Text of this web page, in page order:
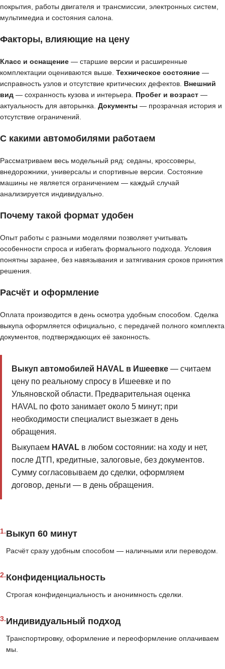
покрытия, работы двигателя и трансмиссии, электронных систем,
мультимедиа и состояния салона.
Факторы, влияющие на цену
Класс и оснащение — старшие версии и расширенные
комплектации оцениваются выше. Техническое состояние —
исправность узлов и отсутствие критических дефектов. Внешний
вид — сохранность кузова и интерьера. Пробег и возраст —
актуальность для авторынка. Документы — прозрачная история и
отсутствие ограничений.
С какими автомобилями работаем
Рассматриваем весь модельный ряд: седаны, кроссоверы,
внедорожники, универсалы и спортивные версии. Состояние
машины не является ограничением — каждый случай
анализируется индивидуально.
Почему такой формат удобен
Опыт работы с разными моделями позволяет учитывать
особенности спроса и избегать формального подхода. Условия
понятны заранее, без навязывания и затягивания сроков принятия
решения.
Расчёт и оформление
Оплата производится в день осмотра удобным способом. Сделка
выкупа оформляется официально, с передачей полного комплекта
документов, подтверждающих её законность.
Выкуп автомобилей HAVAL в Ишеевке— считаем
цену по реальному спросу в Ишеевке и по
Ульяновской области. Предварительная оценка
HAVAL по фото занимает около 5 минут; при
необходимости специалист выезжает в день
обращения.
Выкупаем HAVALв любом состоянии: на ходу и нет,
после ДТП, кредитные, залоговые, без документов.
Сумму согласовываем до сделки, оформляем
договор, деньги — в день обращения.
1.Выкуп 60 минут
Расчёт сразу удобным способом — наличными или переводом.
2.Конфиденциальность
Строгая конфиденциальность и анонимность сделки.
3.Индивидуальный подход
Транспортировку, оформление и переоформление оплачиваем
мы.